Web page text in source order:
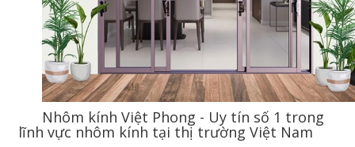
Nhôm kính Việt Phong - Uy tín số 1 trong
lĩnh vực nhôm kính tại thị trường Việt Nam